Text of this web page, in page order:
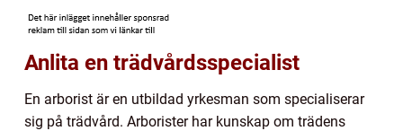
Anlita en trädvårdsspecialist
En arborist är en utbildad yrkesman som specialiserar
sig på trädvård. Arborister har kunskap om trädens